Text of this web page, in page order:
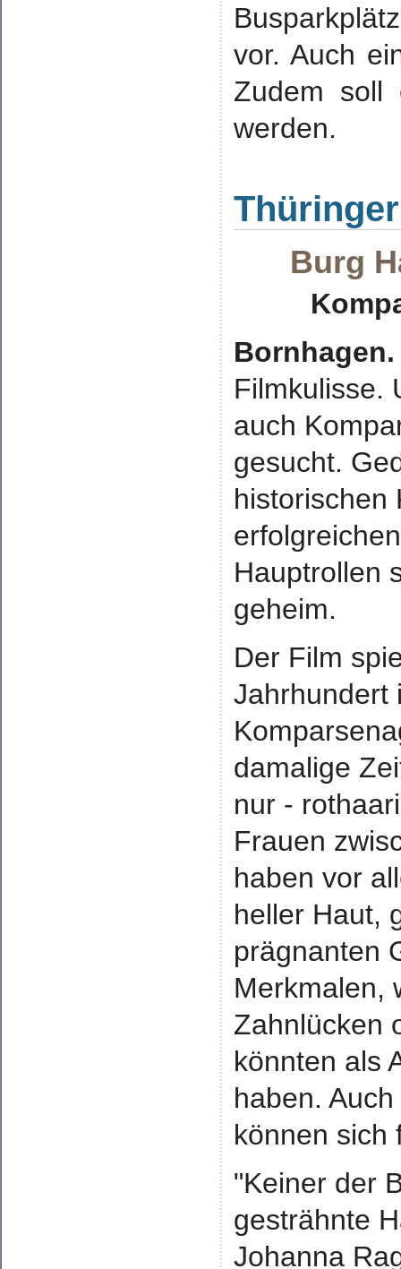
vor. Auch
Zudem soll
werden.
Burg
Bornhagen.
Filmkulisse.
auch
gesucht.
historischen
Hauptrollen
geheim.
Der Film
Jahrhundert
damalige
nur -
Frauen
haben vor
heller Haut,
prägnanten
Merkmalen,
Zahnlücken
könnten als
haben.
können sich
"Keiner der
gesträhnte
Johanna